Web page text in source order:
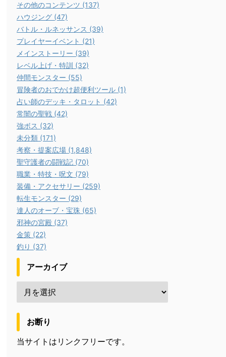
その他のコンテンツ (137)
ハウジング (47)
バトル・ルネッサンス (39)
プレイヤーイベント (21)
メインストーリー (39)
レベル上げ・特訓 (32)
仲間モンスター (55)
冒険者のおでかけ超便利ツール (1)
占い師のデッキ・タロット (42)
常闇の聖戦 (42)
強ボス (32)
未分類 (171)
考察・提案広場 (1,848)
聖守護者の闘戦記 (70)
職業・特技・呪文 (79)
装備・アクセサリー (259)
転生モンスター (29)
達人のオーブ・宝珠 (65)
邪神の宮殿 (37)
金策 (22)
釣り (37)
アーカイブ
お断り
当サイトはリンクフリーです。